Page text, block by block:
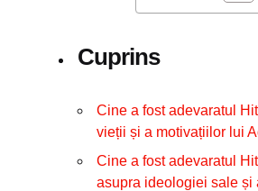
Cuprins
Cine a fost adevaratul
vieții și a motivațiilor lui
Cine a fost adevaratul
asupra ideologiei sale și